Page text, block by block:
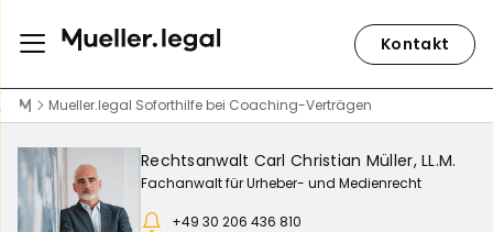
Kontakt
Mueller.legal Soforthilfe bei Coaching-Verträgen
Rechtsanwalt Carl Christian Müller, LL.M.
Fachanwalt für Urheber- und Medienrecht
+49 30 206 436 810